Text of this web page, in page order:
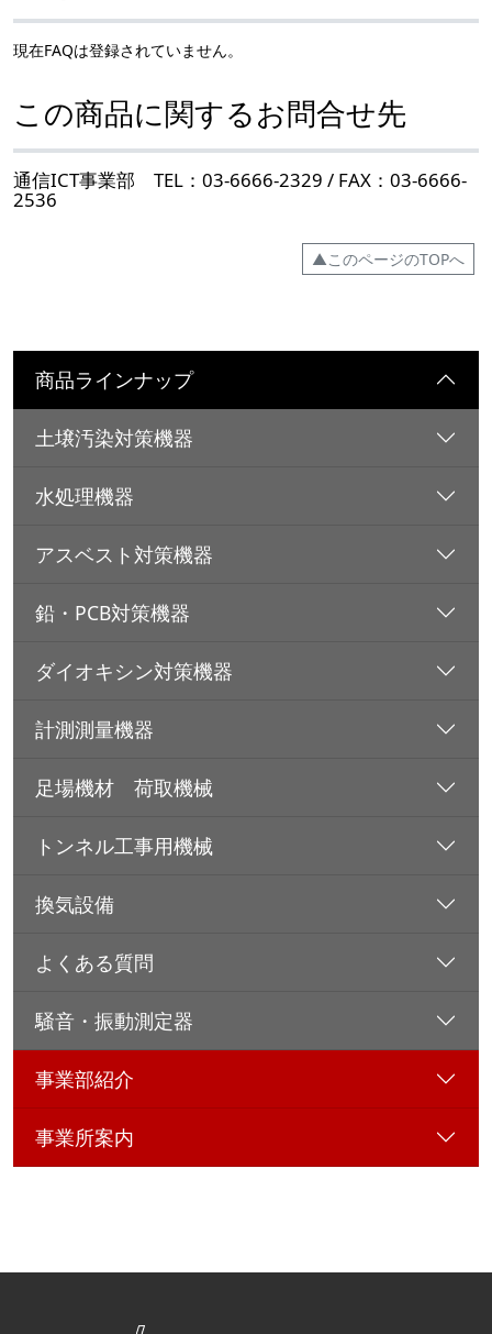
現在FAQは登録されていません。
この商品に関するお問合せ先
通信ICT事業部 TEL：03-6666-2329 / FAX：03-6666-
2536
▲このページのTOPへ
商品ラインナップ
土壌汚染対策機器
水処理機器
アスベスト対策機器
鉛・PCB対策機器
ダイオキシン対策機器
計測測量機器
足場機材 荷取機械
トンネル工事用機械
換気設備
よくある質問
騒音・振動測定器
事業部紹介
事業所案内